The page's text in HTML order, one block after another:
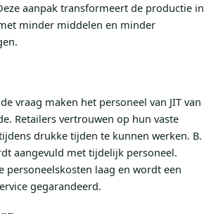
aanpak transformeert de productie in
minder middelen en minder
vraag maken het personeel van JIT van
Retailers vertrouwen op hun vaste
drukke tijden te kunnen werken. B.
aangevuld met tijdelijk personeel.
personeelskosten laag en wordt een
gegarandeerd.